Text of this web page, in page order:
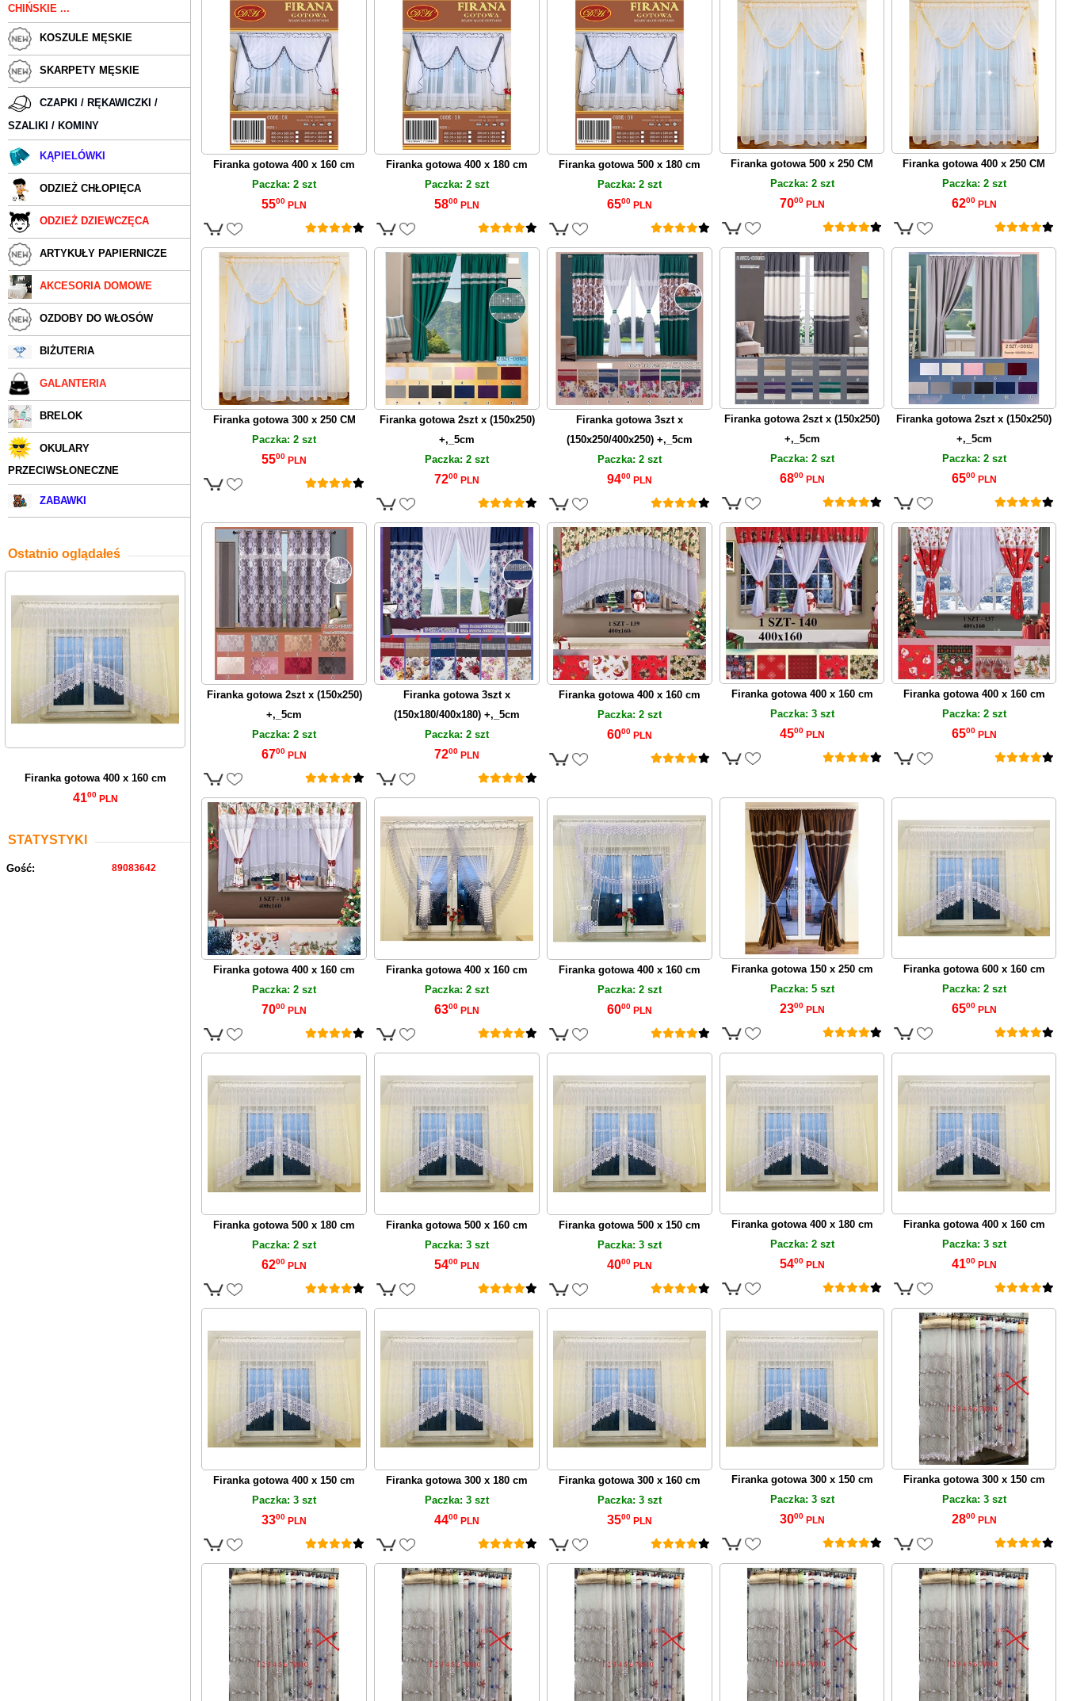
CHIŃSKIE ...
KOSZULE MĘSKIE
SKARPETY MĘSKIE
CZAPKI / RĘKAWICZKI /
SZALIKI / KOMINY
KĄPIELÓWKI
ODZIEŻ CHŁOPIĘCA
ODZIEŻ DZIEWCZĘCA
ARTYKUŁY PAPIERNICZE
AKCESORIA DOMOWE
OZDOBY DO WŁOSÓW
BIŻUTERIA
GALANTERIA
BRELOK
OKULARY
PRZECIWSŁONECZNE
ZABAWKI
Ostatnio oglądałeś
Firanka gotowa 400 x 160 cm
4100 PLN
STATYSTYKI
Gość: 89083642
Firanka gotowa 400 x 160 cm
Paczka: 2 szt
5500 PLN
Firanka gotowa 400 x 180 cm
Paczka: 2 szt
5800 PLN
Firanka gotowa 500 x 180 cm
Paczka: 2 szt
6500 PLN
Firanka gotowa 500 x 250 CM
Paczka: 2 szt
7000 PLN
Firanka gotowa 400 x 250 CM
Paczka: 2 szt
6200 PLN
Firanka gotowa 300 x 250 CM
Paczka: 2 szt
5500 PLN
Firanka gotowa 2szt x (150x250)
+,_5cm
Paczka: 2 szt
7200 PLN
Firanka gotowa 3szt x
(150x250/400x250) +,_5cm
Paczka: 2 szt
9400 PLN
Firanka gotowa 2szt x (150x250)
+,_5cm
Paczka: 2 szt
6800 PLN
Firanka gotowa 2szt x (150x250)
+,_5cm
Paczka: 2 szt
6500 PLN
Firanka gotowa 2szt x (150x250)
+,_5cm
Paczka: 2 szt
6700 PLN
Firanka gotowa 3szt x
(150x180/400x180) +,_5cm
Paczka: 2 szt
7200 PLN
Firanka gotowa 400 x 160 cm
Paczka: 2 szt
6000 PLN
Firanka gotowa 400 x 160 cm
Paczka: 3 szt
4500 PLN
Firanka gotowa 400 x 160 cm
Paczka: 2 szt
6500 PLN
Firanka gotowa 400 x 160 cm
Paczka: 2 szt
7000 PLN
Firanka gotowa 400 x 160 cm
Paczka: 2 szt
6300 PLN
Firanka gotowa 400 x 160 cm
Paczka: 2 szt
6000 PLN
Firanka gotowa 150 x 250 cm
Paczka: 5 szt
2300 PLN
Firanka gotowa 600 x 160 cm
Paczka: 2 szt
6500 PLN
Firanka gotowa 500 x 180 cm
Paczka: 2 szt
6200 PLN
Firanka gotowa 500 x 160 cm
Paczka: 3 szt
5400 PLN
Firanka gotowa 500 x 150 cm
Paczka: 3 szt
4000 PLN
Firanka gotowa 400 x 180 cm
Paczka: 2 szt
5400 PLN
Firanka gotowa 400 x 160 cm
Paczka: 3 szt
4100 PLN
Firanka gotowa 400 x 150 cm
Paczka: 3 szt
3300 PLN
Firanka gotowa 300 x 180 cm
Paczka: 3 szt
4400 PLN
Firanka gotowa 300 x 160 cm
Paczka: 3 szt
3500 PLN
Firanka gotowa 300 x 150 cm
Paczka: 3 szt
3000 PLN
Firanka gotowa 300 x 150 cm
Paczka: 3 szt
2800 PLN